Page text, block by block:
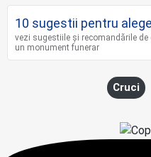
10 sugestii pentru
vezi sugestiile și recomandările
un monument funerar
Cruci